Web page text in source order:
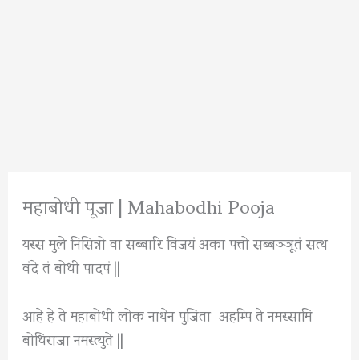
महाबोधी पूजा | Mahabodhi Pooja
यस्स मुले निसिन्नो वा सब्बारि विजयं अका पत्तो सब्बञ्ञूतं सत्थ
वंदे तं बोधी पादपं ||
आहे हे ते महाबोधी लोक नाथेन पुजिता अहम्पि ते नमस्सामि
बोधिराजा नमस्त्युते ||